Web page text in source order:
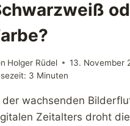
Holger Rüdel
13. November
3 Minuten
der wachsenden
Zeitalters droht die